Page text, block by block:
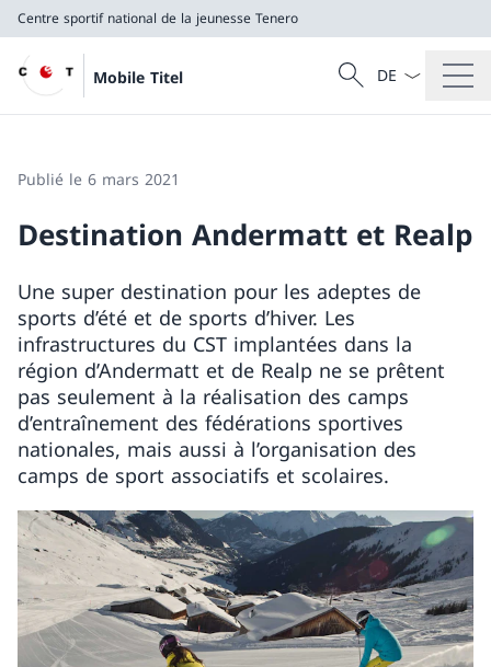
Centre sportif national de la jeunesse Tenero
Mobile Titel
Recherche
Recherche
La langue
Publié le 6 mars 2021
Destination Andermatt et Realp
Une super destination pour les adeptes de
sports d’été et de sports d’hiver. Les
infrastructures du CST implantées dans la
région d’Andermatt et de Realp ne se prêtent
pas seulement à la réalisation des camps
d’entraînement des fédérations sportives
nationales, mais aussi à l’organisation des
camps de sport associatifs et scolaires.